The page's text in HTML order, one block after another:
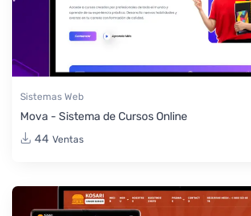
Sistemas Web
Mova - Sistema de Cursos Online
44 Ventas